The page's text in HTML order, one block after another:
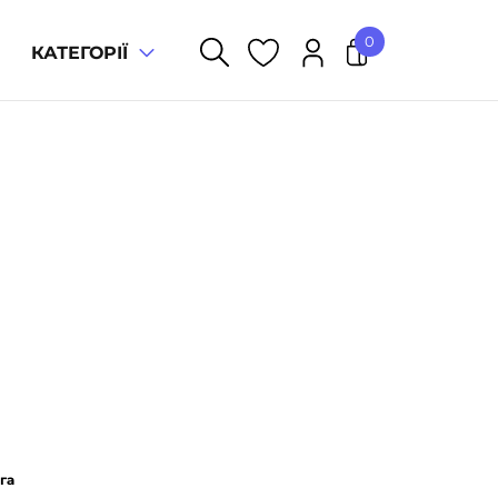
КАТЕГОРІЇ
0
У кошику немає товарів.